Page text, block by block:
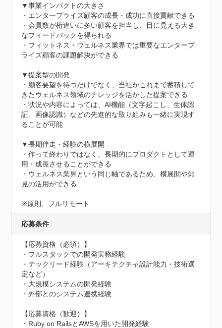
▼事業インパクトの大きさ
・エンタープライズ顧客の成長・成功に直接貢献できる
・会員数が桁違いに多い顧客を担当し、目に見える大き
なフィードバックを得られる
・フィットネス・ウェルネス業界では重要なエンタープ
ライズ顧客の課題解決ができる
▼提案型の開発
・顧客要望を待つだけでなく、当社がこれまで蓄積して
きたウェルネス領域のナレッジを活かした提案できる
・状況や内容によっては、AI機能（文字起こし、生体認
証、画像認識）などの先進的な取り組みも一緒に実現す
ることが可能
▼長期伴走・経験の横展開
・作って終わりではなく、長期的にプロダクトとして運
用・成長させることができる
・ウェルネス業界という同じ軸であるため、横展開や知
見の活用ができる
※原則、フルリモート
応募条件
【応募資格（必須）】
・フルスタックでの開発実務経験
・テックリード経験（アーキテクチャ設計能力・技術選
定など）
・大規模システムの開発経験
・外部とのシステム連携経験
【応募資格（歓迎）】
・Ruby on RailsとAWSを用いた開発経験